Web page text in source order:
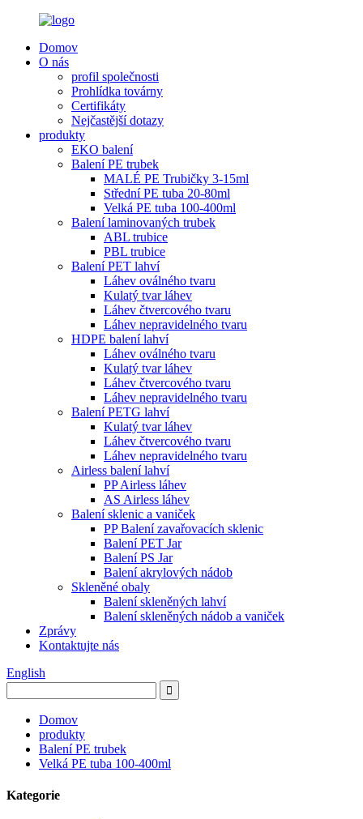
Domov
O nás
profil společnosti
Prohlídka továrny
Certifikáty
Nejčastější dotazy
produkty
EKO balení
Balení PE trubek
MALÉ PE Trubičky 3-15ml
Střední PE tuba 20-80ml
Velká PE tuba 100-400ml
Balení laminovaných trubek
ABL trubice
PBL trubice
Balení PET lahví
Láhev oválného tvaru
Kulatý tvar láhev
Láhev čtvercového tvaru
Láhev nepravidelného tvaru
HDPE balení lahví
Láhev oválného tvaru
Kulatý tvar láhev
Láhev čtvercového tvaru
Láhev nepravidelného tvaru
Balení PETG lahví
Kulatý tvar láhev
Láhev čtvercového tvaru
Láhev nepravidelného tvaru
Airless balení lahví
PP Airless láhev
AS Airless láhev
Balení sklenic a vaniček
PP Balení zavařovacích sklenic
Balení PET Jar
Balení PS Jar
Balení akrylových nádob
Skleněné obaly
Balení skleněných lahví
Balení skleněných nádob a vaniček
Zprávy
Kontaktujte nás
English
Domov
produkty
Balení PE trubek
Velká PE tuba 100-400ml
Kategorie